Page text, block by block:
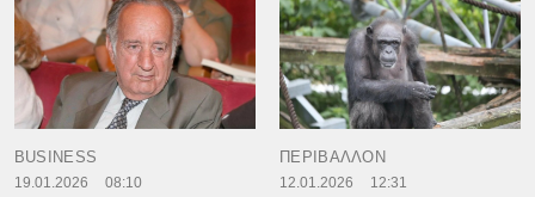
BUSINESS
19.01.2026 08:10
ΠΕΡΙΒΑΛΛΟΝ
12.01.2026 12:31